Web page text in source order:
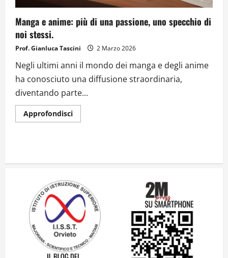
Manga e anime: più di una passione, uno specchio di
noi stessi.
Prof. Gianluca Tascini 2 Marzo 2026
Negli ultimi anni il mondo dei manga e degli anime
ha conosciuto una diffusione straordinaria,
diventando parte...
Approfondisci
2
14 Giugno 2026
3
Orientarsi significa Scegliere. Ogni
gesto lascia un impronta
13 Giugno 2026